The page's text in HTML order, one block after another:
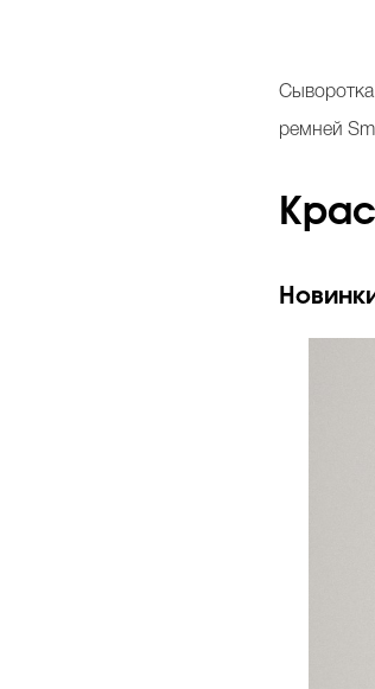
Сыворотка
ремней